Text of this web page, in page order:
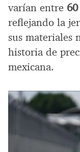
varían entre
reflejando la
sus materiales
historia de
mexicana.